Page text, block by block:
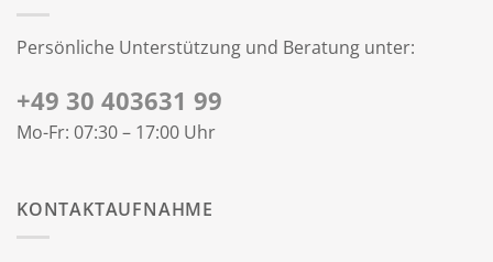
Persönliche Unterstützung und Beratung unter:
+49 30 403631 99
Mo-Fr: 07:30 – 17:00 Uhr
KONTAKTAUFNAHME